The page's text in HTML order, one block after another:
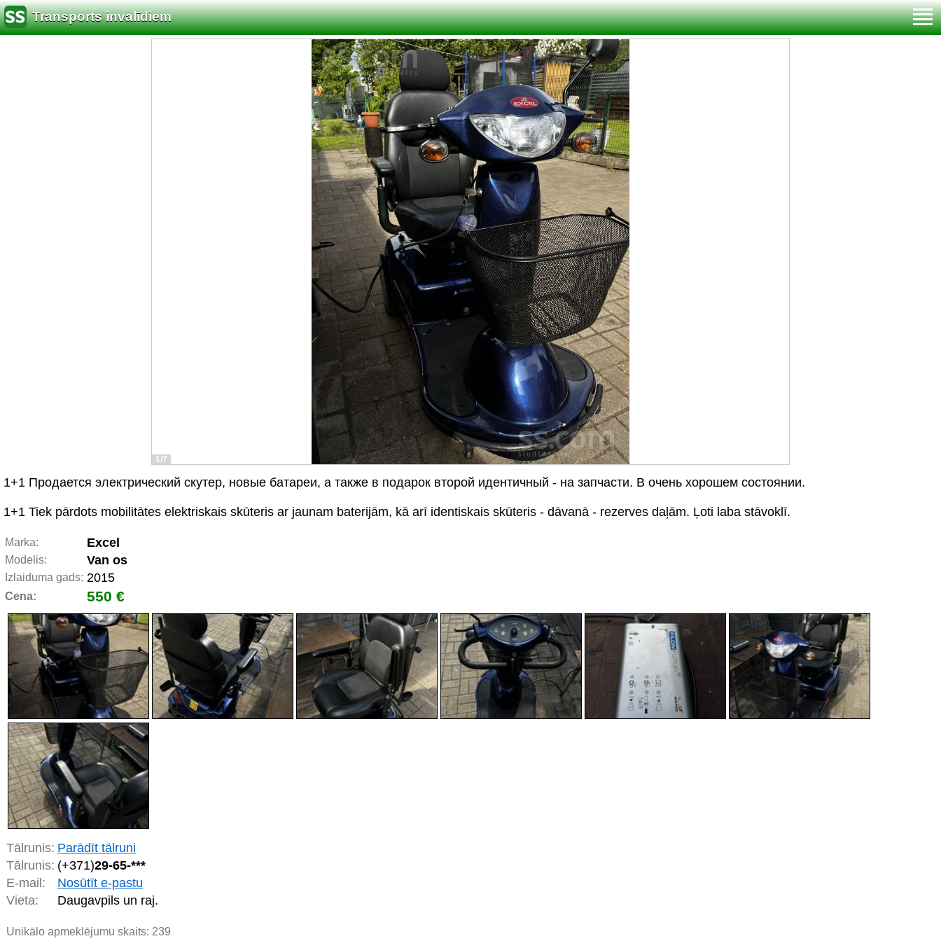
Transports invalīdiem
1/7
1+1 Продается электрический скутер, новые батареи, а также в подарок второй идентичный - на запчасти. В очень хорошем состоянии.
1+1 Tiek pārdots mobilitātes elektriskais skūteris ar jaunam baterijām, kā arī identiskais skūteris - dāvanā - rezerves daļām. Ļoti laba stāvoklī.
Marka: Excel
Modelis: Van os
Izlaiduma gads: 2015
Cena: 550 €
Tālrunis: Parādīt tālruni
Tālrunis: (+371)29-65-***
E-mail:
Nosūtīt e-pastu
Vieta:
Daugavpils un raj.
Unikālo apmeklējumu skaits: 239